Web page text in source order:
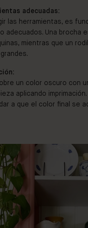
adecuadas:
las herramientas, es
adecuados. Una brocha
mientras que un
un color oscuro con
aplicando
a que el color final se